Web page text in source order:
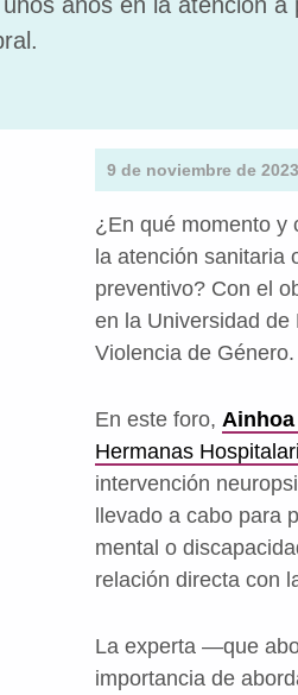
9 de noviembre de 2023
¿En qué momento y
la atención sanitaria
preventivo? Con el
en la Universidad
Violencia de Género.
En este foro,
Hermanas
intervención
llevado a cabo para
mental o
relación directa con
La experta —que
importancia de